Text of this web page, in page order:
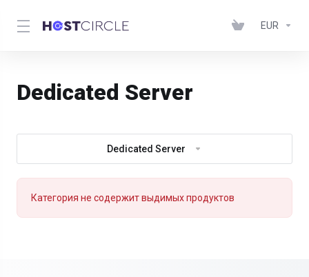
EUR
Dedicated Server
Dedicated Server
Категория не содержит выдимых продуктов